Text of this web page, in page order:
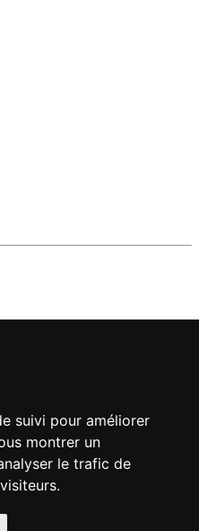
suivi pour améliorer
montrer un
le trafic de